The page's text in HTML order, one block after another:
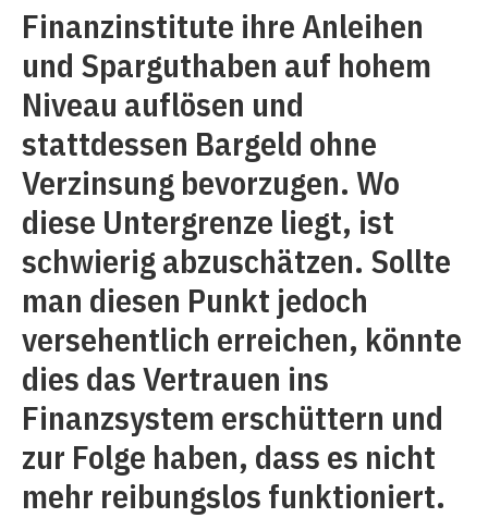
Finanzinstitute ihre Anleihen
und Sparguthaben auf hohem
Niveau auflösen und
stattdessen Bargeld ohne
Verzinsung bevorzugen. Wo
diese Untergrenze liegt, ist
schwierig abzuschätzen. Sollte
man diesen Punkt jedoch
versehentlich erreichen, könnte
dies das Vertrauen ins
Finanzsystem erschüttern und
zur Folge haben, dass es nicht
mehr reibungslos funktioniert.